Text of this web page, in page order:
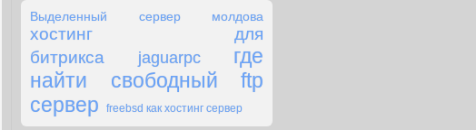
Выделенный сервер молдова
хостинг для
битрикса
jaguarpc
где
найти свободный ftp
сервер
freebsd как хостинг сервер